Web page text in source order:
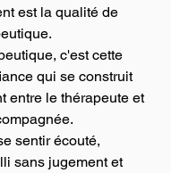
est la qualité de
c'est cette
qui se construit
entre le thérapeute et
sentir écouté,
sans jugement et